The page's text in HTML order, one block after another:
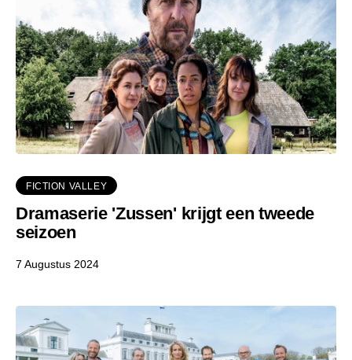
FICTION VALLEY
Dramaserie 'Zussen' krijgt een tweede
seizoen
7 Augustus 2024